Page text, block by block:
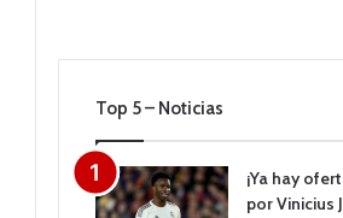
Top 5 – Noticias
¡Ya hay
por Vinicius